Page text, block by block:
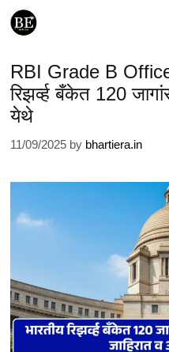
Skip
RBI Grade B
रिझर्व्ह बँकेत 120
येथे
11/09/2025 by bhartiera.in